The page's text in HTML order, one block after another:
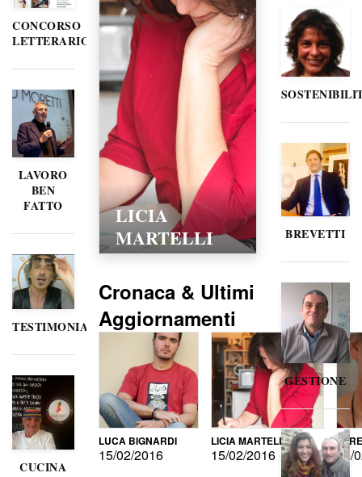
CONCORSO
LETTERARIO
LAVORO
BEN
FATTO
TESTIMONIANZE
CUCINA
LICIA
MARTELLI
Cronaca & Ultimi
Aggiornamenti
LUCA BIGNARDI
15/02/2016
LICIA MARTELLI
15/02/2016 15/
BREVETTI
GESTIONE